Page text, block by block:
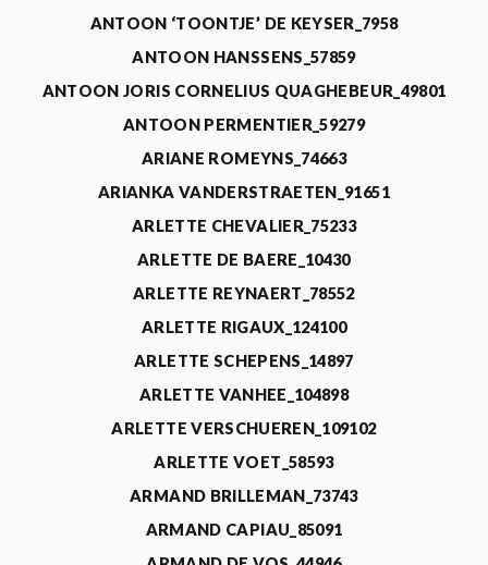
ANTOON ‘TOONTJE’ DE KEYSER_7958
ANTOON HANSSENS_57859
ANTOON JORIS CORNELIUS QUAGHEBEUR_49801
ANTOON PERMENTIER_59279
ARIANE ROMEYNS_74663
ARIANKA VANDERSTRAETEN_91651
ARLETTE CHEVALIER_75233
ARLETTE DE BAERE_10430
ARLETTE REYNAERT_78552
ARLETTE RIGAUX_124100
ARLETTE SCHEPENS_14897
ARLETTE VANHEE_104898
ARLETTE VERSCHUEREN_109102
ARLETTE VOET_58593
ARMAND BRILLEMAN_73743
ARMAND CAPIAU_85091